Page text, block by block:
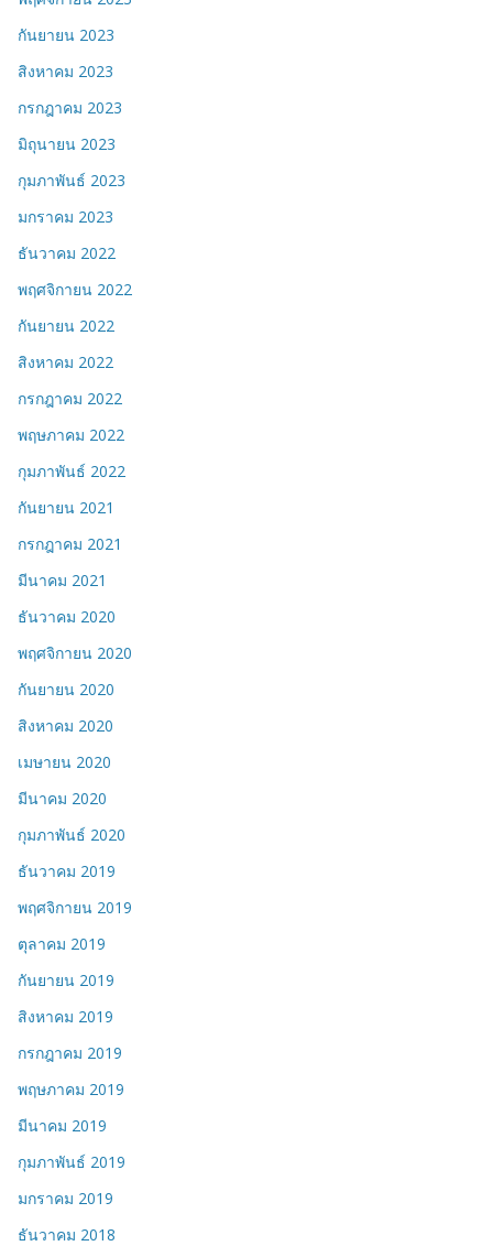
กันยายน 2023
สิงหาคม 2023
กรกฎาคม 2023
มิถุนายน 2023
กุมภาพันธ์ 2023
มกราคม 2023
ธันวาคม 2022
พฤศจิกายน 2022
กันยายน 2022
สิงหาคม 2022
กรกฎาคม 2022
พฤษภาคม 2022
กุมภาพันธ์ 2022
กันยายน 2021
กรกฎาคม 2021
มีนาคม 2021
ธันวาคม 2020
พฤศจิกายน 2020
กันยายน 2020
สิงหาคม 2020
เมษายน 2020
มีนาคม 2020
กุมภาพันธ์ 2020
ธันวาคม 2019
พฤศจิกายน 2019
ตุลาคม 2019
กันยายน 2019
สิงหาคม 2019
กรกฎาคม 2019
พฤษภาคม 2019
มีนาคม 2019
กุมภาพันธ์ 2019
มกราคม 2019
ธันวาคม 2018